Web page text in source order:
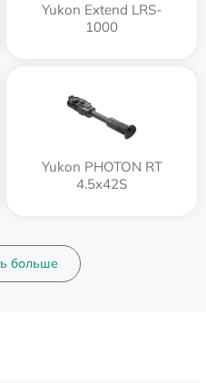
Yukon Extend LRS-
1000
Yukon PHOTON RT
4.5x42S
больше